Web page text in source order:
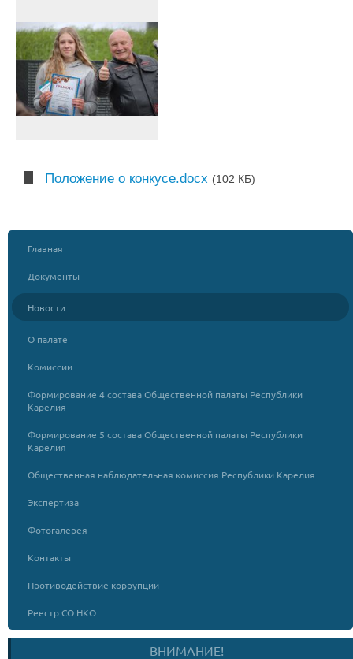
Положение о конкусе.docx (102 КБ)
Главная
Документы
Новости
О палате
Комиссии
Формирование 4 состава Общественной палаты Республики
Карелия
Формирование 5 состава Общественной палаты Республики
Карелия
Общественная наблюдательная комиссия Республики Карелия
Экспертиза
Фотогалерея
Контакты
Противодействие коррупции
Реестр СО НКО
ВНИМАНИЕ!